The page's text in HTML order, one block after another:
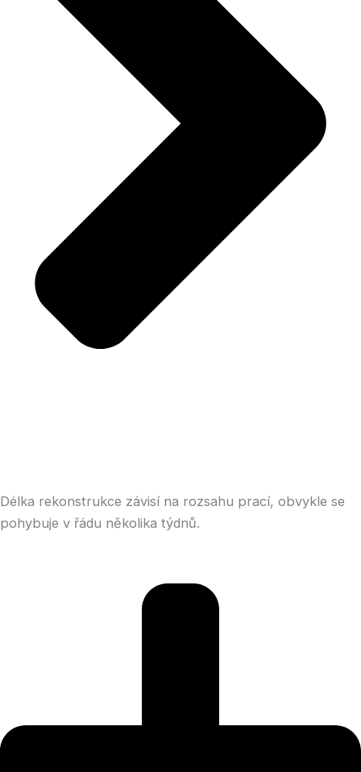
Délka rekonstrukce závisí na rozsahu prací, obvykle se
pohybuje v řádu několika týdnů.